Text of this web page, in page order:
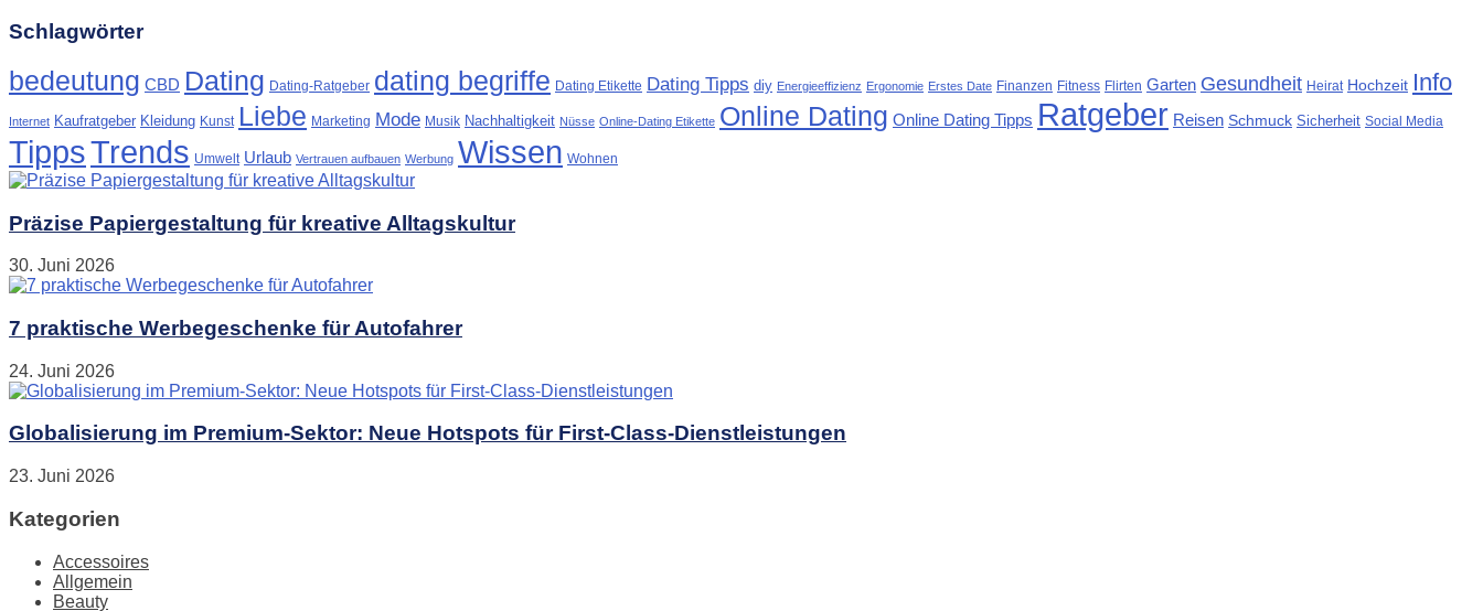
Schlagwörter
bedeutung CBD Dating Dating-Ratgeber dating begriffe Dating Etikette Dating Tipps diy Energieeffizienz Ergonomie Erstes Date Finanzen Fitness Flirten Garten Gesundheit Heirat Hochzeit Info
Internet Kaufratgeber Kleidung Kunst Liebe Marketing Mode Musik Nachhaltigkeit Nüsse Online-Dating Etikette Online Dating Online Dating Tipps Ratgeber Reisen Schmuck Sicherheit Social Media
TippsTrends Umwelt Urlaub Vertrauen aufbauen Werbung Wissen Wohnen
Präzise Papiergestaltung für kreative Alltagskultur
30. Juni 2026
7 praktische Werbegeschenke für Autofahrer
24. Juni 2026
Globalisierung im Premium-Sektor: Neue Hotspots für First-Class-Dienstleistungen
23. Juni 2026
Kategorien
Accessoires
Allgemein
Beauty